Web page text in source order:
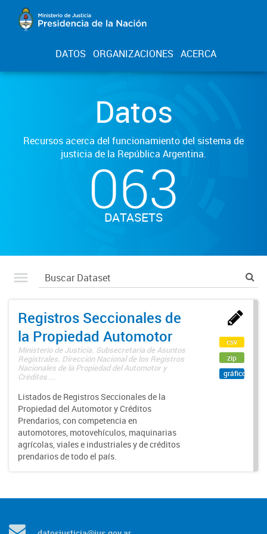
DATOS ORGANIZACIONES ACERCA
Datos
Recursos acerca del funcionamiento del sistema de
justicia de la República Argentina.
063
DATASETS
Registros Seccionales de
la Propiedad Automotor
Ministerio de Justicia. Subsecretaría de Asuntos
Registrales. Dirección Nacional de los Registros
Nacionales de la Propiedad del Automotor y
Créditos ...
Listados de Registros Seccionales de la
Propiedad del Automotor y Créditos
Prendarios, con competencia en
automotores, motovehículos, maquinarias
agrícolas, viales e industriales y de créditos
prendarios de todo el país.
csv
zip
gráfico